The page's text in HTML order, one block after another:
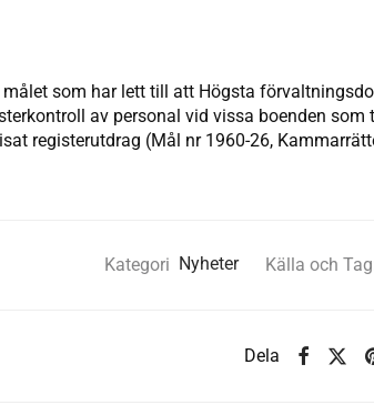
målet som har lett till att Högsta
av personal vid vissa boenden
registerutdrag (Mål nr 1960-26,
Kategori Nyheter Källa och
Dela